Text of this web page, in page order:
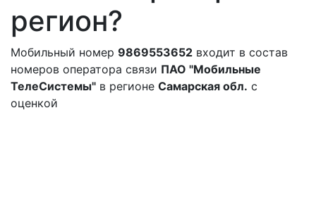
регион?
Мобильный номер 9869553652 входит в состав
номеров оператора связи ПАО "Мобильные
ТелеСистемы" в регионе Самарская обл. с
оценкой